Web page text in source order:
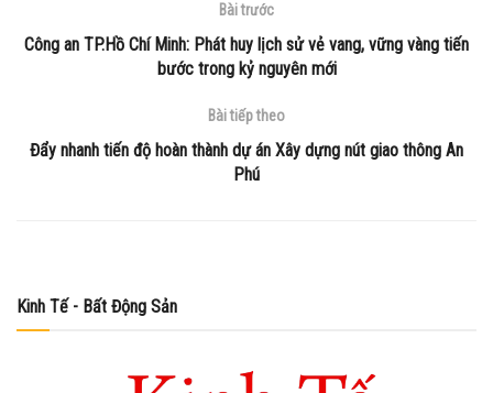
Bài trước
Công an TP.Hồ Chí Minh: Phát huy lịch sử vẻ vang, vững vàng tiến
bước trong kỷ nguyên mới
Bài tiếp theo
Đẩy nhanh tiến độ hoàn thành dự án Xây dựng nút giao thông An
Phú
Kinh Tế - Bất Động Sản